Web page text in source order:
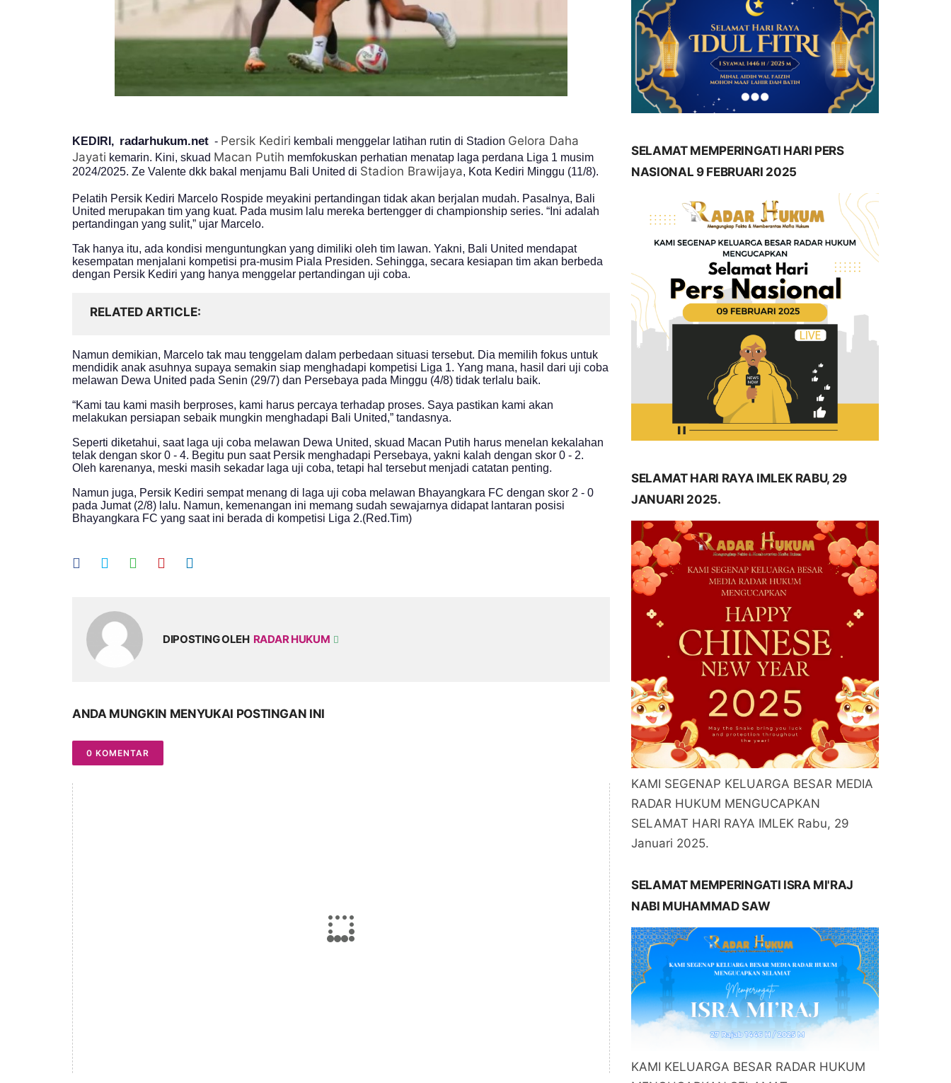
KEDIRI, radarhukum.net - Persik Kediri kembali menggelar latihan rutin di Stadion Gelora Daha
Jayati kemarin. Kini, skuad Macan Putih memfokuskan perhatian menatap laga perdana Liga 1 musim
2024/2025. Ze Valente dkk bakal menjamu Bali United di Stadion Brawijaya, Kota Kediri Minggu (11/8).
Pelatih Persik Kediri Marcelo Rospide meyakini pertandingan tidak akan berjalan mudah. Pasalnya, Bali
United merupakan tim yang kuat. Pada musim lalu mereka bertengger di championship series. “Ini adalah
pertandingan yang sulit,” ujar Marcelo.
Tak hanya itu, ada kondisi menguntungkan yang dimiliki oleh tim lawan. Yakni, Bali United mendapat
kesempatan menjalani kompetisi pra-musim Piala Presiden. Sehingga, secara kesiapan tim akan berbeda
dengan Persik Kediri yang hanya menggelar pertandingan uji coba.
RELATED ARTICLE
Namun demikian, Marcelo tak mau tenggelam dalam perbedaan situasi tersebut. Dia memilih fokus untuk
mendidik anak asuhnya supaya semakin siap menghadapi kompetisi Liga 1. Yang mana, hasil dari uji coba
melawan Dewa United pada Senin (29/7) dan Persebaya pada Minggu (4/8) tidak terlalu baik.
“Kami tau kami masih berproses, kami harus percaya terhadap proses. Saya pastikan kami akan
melakukan persiapan sebaik mungkin menghadapi Bali United,” tandasnya.
Seperti diketahui, saat laga uji coba melawan Dewa United, skuad Macan Putih harus menelan kekalahan
telak dengan skor 0 - 4. Begitu pun saat Persik menghadapi Persebaya, yakni kalah dengan skor 0 - 2.
Oleh karenanya, meski masih sekadar laga uji coba, tetapi hal tersebut menjadi catatan penting.
Namun juga, Persik Kediri sempat menang di laga uji coba melawan Bhayangkara FC dengan skor 2 - 0
pada Jumat (2/8) lalu. Namun, kemenangan ini memang sudah sewajarnya didapat lantaran posisi
Bhayangkara FC yang saat ini berada di kompetisi Liga 2.(Red.Tim)
DIPOSTING OLEH RADAR HUKUM
ANDA MUNGKIN MENYUKAI POSTINGAN INI
0 KOMENTAR
SELAMAT MEMPERINGATI HARI PERS
NASIONAL 9 FEBRUARI 2025
SELAMAT HARI RAYA IMLEK RABU, 29
JANUARI 2025.
KAMI SEGENAP KELUARGA BESAR MEDIA
RADAR HUKUM MENGUCAPKAN
SELAMAT HARI RAYA IMLEK Rabu, 29
Januari 2025.
SELAMAT MEMPERINGATI ISRA MI'RAJ
NABI MUHAMMAD SAW
KAMI KELUARGA BESAR RADAR HUKUM